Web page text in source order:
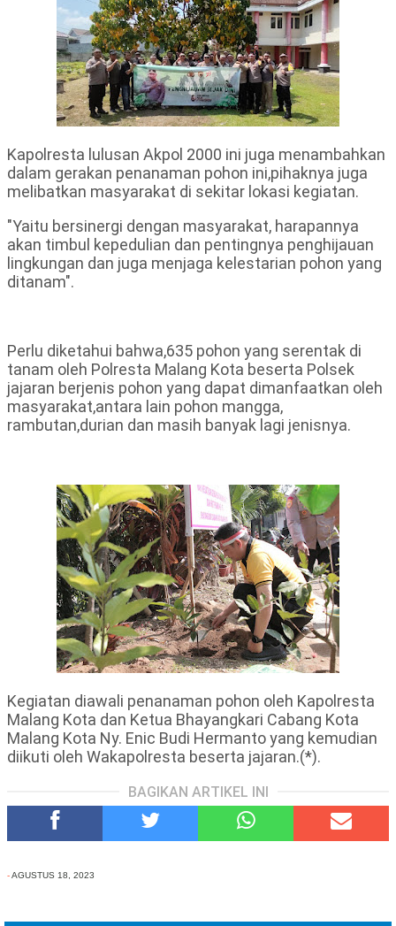
Kapolresta lulusan Akpol 2000 ini juga menambahkan
dalam gerakan penanaman pohon ini,pihaknya juga
melibatkan masyarakat di sekitar lokasi kegiatan.
"Yaitu bersinergi dengan masyarakat, harapannya
akan timbul kepedulian dan pentingnya penghijauan
lingkungan dan juga menjaga kelestarian pohon yang
ditanam".
Perlu diketahui bahwa,635 pohon yang serentak di
tanam oleh Polresta Malang Kota beserta Polsek
jajaran berjenis pohon yang dapat dimanfaatkan oleh
masyarakat,antara lain pohon mangga,
rambutan,durian dan masih banyak lagi jenisnya.
Kegiatan diawali penanaman pohon oleh Kapolresta
Malang Kota dan Ketua Bhayangkari Cabang Kota
Malang Kota Ny. Enic Budi Hermanto yang kemudian
diikuti oleh Wakapolresta beserta jajaran.(*).
BAGIKAN ARTIKEL INI
-AGUSTUS 18, 2023